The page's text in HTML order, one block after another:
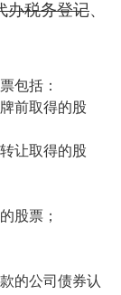
办税务登记、
包括：
前取得的股
让取得的股
股票；
的公司债券认